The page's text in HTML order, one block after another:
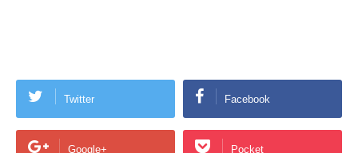
Twitter Facebook
Google+ Pocket